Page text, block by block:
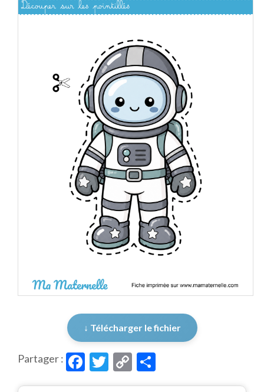
↓ Télécharger le fichier
Partager : Facebook
Twitter
Copy
Link